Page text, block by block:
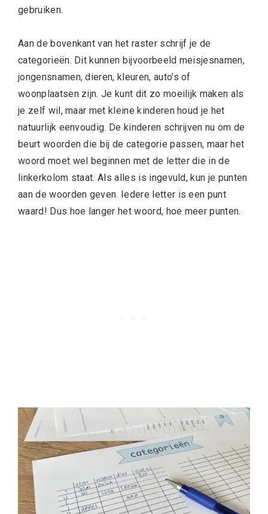
gebruiken.
Aan de bovenkant van het raster schrijf je de
categorieën. Dit kunnen bijvoorbeeld meisjesnamen,
jongensnamen, dieren, kleuren, auto’s of
woonplaatsen zijn. Je kunt dit zo moeilijk maken als
je zelf wil, maar met kleine kinderen houd je het
natuurlijk eenvoudig. De kinderen schrijven nu om de
beurt woorden die bij de categorie passen, maar het
woord moet wel beginnen met de letter die in de
linkerkolom staat. Als alles is ingevuld, kun je punten
aan de woorden geven. Iedere letter is een punt
waard! Dus hoe langer het woord, hoe meer punten.